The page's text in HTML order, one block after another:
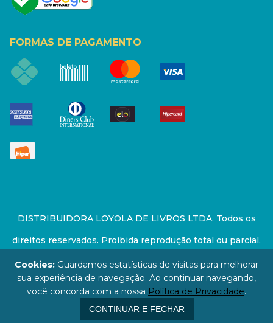
FORMAS DE PAGAMENTO
DISTRIBUIDORA LOYOLA DE LIVROS LTDA. Todos os
direitos reservados. Proibida reprodução total ou parcial.
Preços e estoque sujeito a alterações sem aviso prévio.
67.946.814/0001-94 - LOJA - Rua Senador Feijó - São
Paulo / SP - CEP: 01006-000
Cookies: Guardamos estatísticas de visitas para melhorar
sua experiência de navegação. Ao continuar navegando,
você concorda com a nossa Política de Privacidade.
CONTINUAR E FECHAR